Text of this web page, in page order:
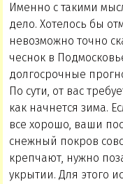
Именно с такими
дело. Хотелось бы
невозможно точно
чеснок в
долгосрочные
По сути, от вас
как начнется зима.
все хорошо, ваши
снежный покров
крепчают, нужно
укрытии. Для этого